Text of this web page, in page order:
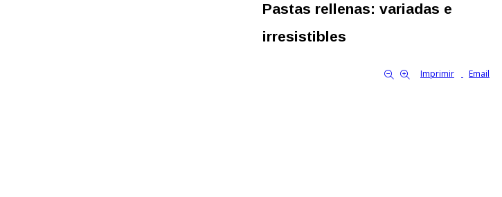
Pastas rellenas: variadas e
irresistibles
Imprimir Email